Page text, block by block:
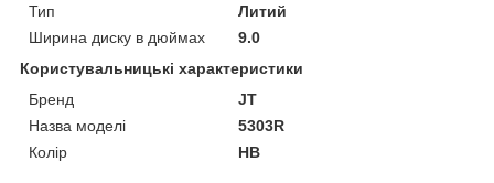
Тип
Литий
Ширина диску в дюймах
9.0
Користувальницькі характеристики
Бренд
JT
Назва моделі
5303R
Колір
HB